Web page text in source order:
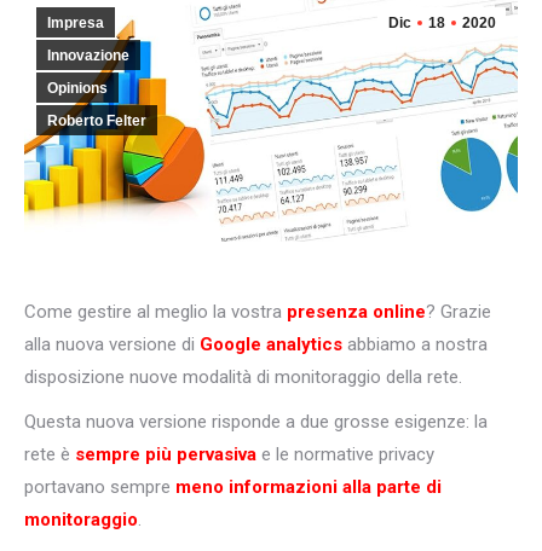
Dic 18 2020
Impresa
Innovazione
Opinions
Roberto Felter
Come gestire al meglio la vostra presenza online? Grazie
alla nuova versione di Google analytics abbiamo a nostra
disposizione nuove modalità di monitoraggio della rete.
Questa nuova versione risponde a due grosse esigenze: la
rete è sempre più pervasiva e le normative privacy
portavano sempre meno informazioni alla parte di
monitoraggio.